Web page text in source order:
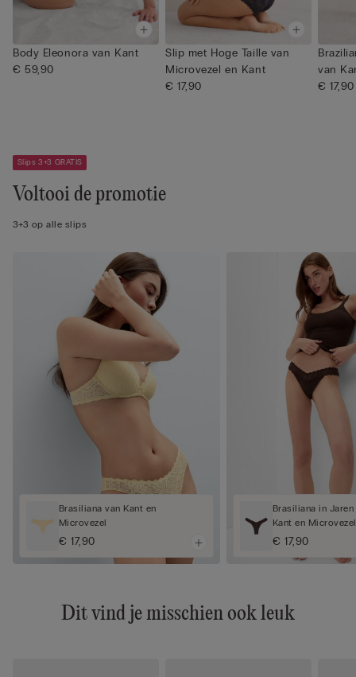
Body Eleonora van Kant
€ 59,90
Slip met Hoge Taille van
Microvezel en Kant
€ 17,90
van
€ 17,90
Slips 3+3 GRATIS
Voltooi de promotie
3+3 op alle slips
Brasiliana van Kant en
Microvezel
€ 17,90
Brasiliana in
Kant en Microvezel
€ 17,90
Dit vind je misschien ook leuk